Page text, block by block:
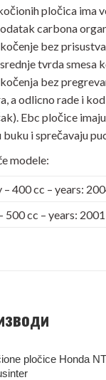
pločica ima
carbona
bez
tvrda smesa
bez
a odlicno rade i
Ebc pločice
i sprečavaju
modele:
400 cc – years:
500 cc – years:
pločice Honda